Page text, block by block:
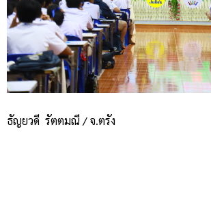
ธัญยวดี รัตตมณี / จ.ตรัง